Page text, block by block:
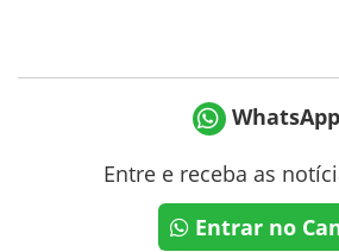
WhatsApp
Entre e receba as
Entrar no